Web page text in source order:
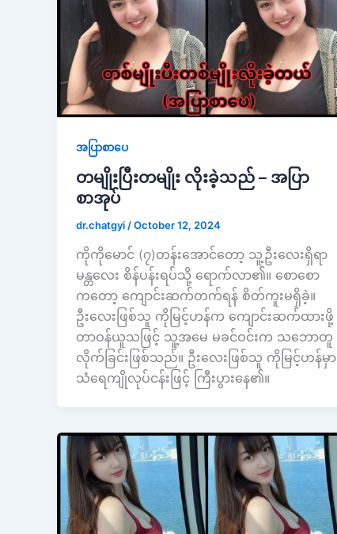
အပြာစာပေ
တမျိုးပြီးတမျိုး လိုးခဲ့သည် – အပြာ
စာအုပ်
dr.chatgyi /October 12, 2024
ကိုကိုမောင် (၇)တန်းအောင်တော့ သူ့ဦးလေးရှိရာ
မန္တလေး စိန်ပန်းရပ်သို့ ရောက်လာ၏။ စောစော
ကတော့ ကျောင်းဆက်တက်ရန် စိတ်ကူးမရှိခဲ့။
ဦးလေးဖြစ်သူ ကိုမြင့်ဟန်က ကျောင်းဆက်ထားဖို့
တာဝန်ယူသဖြင့် သူ့အမေ မခင်ဝင်းက သဘောတူ
လိုက်ခြင်းဖြစ်သည်။ ဦးလေးဖြစ်သူ ကိုမြင့်ဟန်မှာ
သံရေကျိုလုပ်ငန်းဖြင့် ကြီးပွားနေ၏။